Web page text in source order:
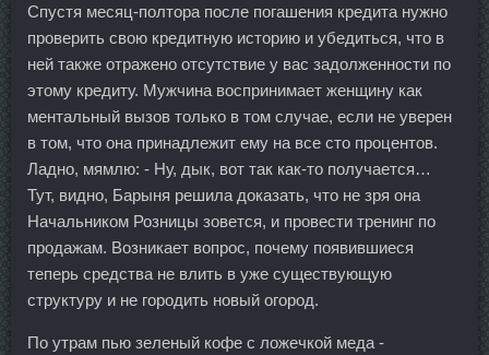
Спустя месяц-полтора после погашения кредита нужно
проверить свою кредитную историю и убедиться, что в
ней также отражено отсутствие у вас задолженности по
этому кредиту. Мужчина воспринимает женщину как
ментальный вызов только в том случае, если не уверен
в том, что она принадлежит ему на все сто процентов.
Ладно, мямлю: - Ну, дык, вот так как-то получается…
Тут, видно, Барыня решила доказать, что не зря она
Начальником Розницы зовется, и провести тренинг по
продажам. Возникает вопрос, почему появившиеся
теперь средства не влить в уже существующую
структуру и не городить новый огород.
По утрам пью зеленый кофе с ложечкой меда -